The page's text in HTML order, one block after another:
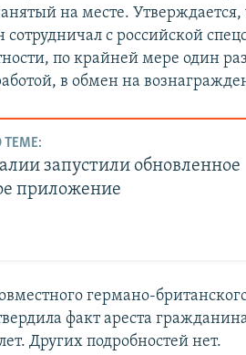
на месте. Утверждается,
с российской
по крайней мере один раз
в обмен на
ТЕМЕ:
запустили обновленное
приложение
германо-
факт ареста
Других подробностей нет.